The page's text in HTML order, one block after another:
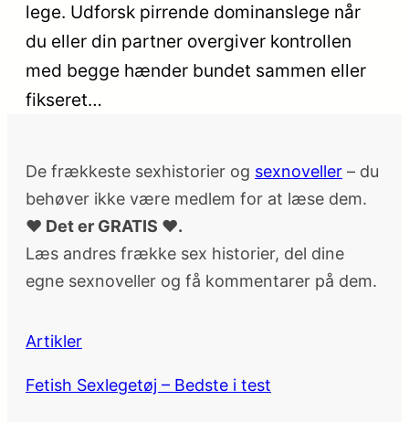
lege. Udforsk pirrende dominanslege når
du eller din partner overgiver kontrollen
med begge hænder bundet sammen eller
fikseret…
De frækkeste sexhistorier og sexnoveller – du
behøver ikke være medlem for at læse dem.
♥ Det er GRATIS ♥.
Læs andres frække sex historier, del dine
egne sexnoveller og få kommentarer på dem.
Artikler
Fetish Sexlegetøj – Bedste i test